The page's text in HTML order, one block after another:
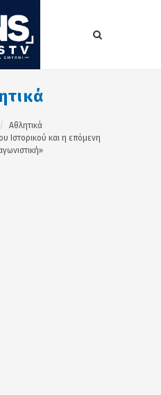
Αθλητικά
Ιστορικού και η επόμενη